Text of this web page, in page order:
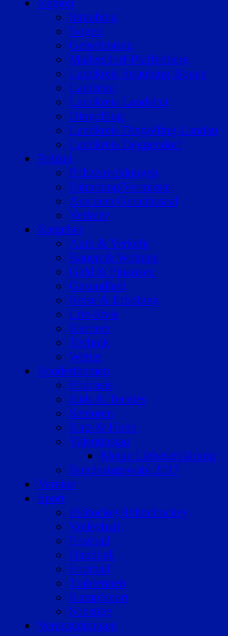
Region
Straubing
Bogen
Geiselhöring
Mallersdorf-Pfaffenberg
Landkreis Straubing-Bogen
Landshut
Landkreis Landshut
Dingolfing
Landkreis Dingolfing-Landau
Landkreis Deggendorf
Polizei
Polizeimeldungen
Fahndung/Vermisste
Aus dem Gerichtssaal
Verkehr
Ratgeber
Auto & Verkehr
Bauen & Wohnen
Geld & Finanzen
Gesundheit
Reise & Erholung
Life-Style
Karriere
Technik
Wetter
Sonderthemen
Podcasts
Kids & Teenies
Senioren
Katz & Hund
Valentinstag
Meine Liebeserklärung
Bundestagswahl 2017
Vereine
Sport
Eishockey/Inlinehockey
Volleyball
Fussball
Handball
Football
Trabrennen
Kampfsport
Sonstige
Veranstaltungen